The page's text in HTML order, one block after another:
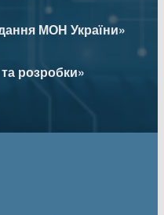
МОН України»
та розробки»